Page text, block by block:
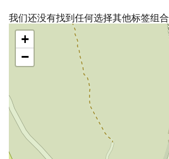
我们还没有找到任何选择其他标签组合
跳
地
图
+
−